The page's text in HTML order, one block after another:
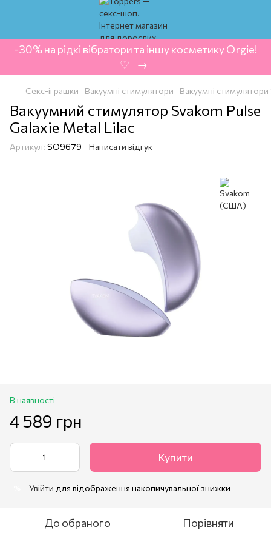
-30% на рідкі вібратори та іншу косметику Orgie!
‍ ♡ ‍ → ‍
Секс-іграшки Вакуумні стимулятори Вакуумні
Вакуумний стимулятор Svakom Pulse
Galaxie Metal Lilac
Артикул: SO9679 Написати відгук
В наявності
4 589 грн
Купити
Увійти для відображення накопичувальної знижки
До обраного Порівняти